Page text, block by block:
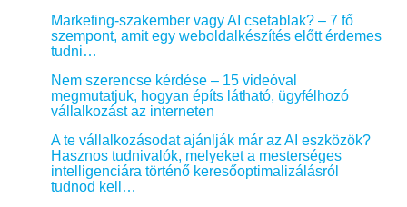
Marketing-szakember vagy AI csetablak? – 7 fő
szempont, amit egy weboldalkészítés előtt érdemes
tudni…
Nem szerencse kérdése – 15 videóval
megmutatjuk, hogyan építs látható, ügyfélhozó
vállalkozást az interneten
A te vállalkozásodat ajánlják már az AI eszközök?
Hasznos tudnivalók, melyeket a mesterséges
intelligenciára történő keresőoptimalizálásról
tudnod kell…